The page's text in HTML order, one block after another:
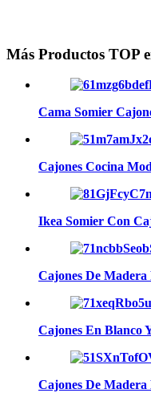
Más Productos TOP
Cama Somier
Cajones Cocina
Ikea Somier Con
Cajones De
Cajones En Blanco
Cajones De Madera